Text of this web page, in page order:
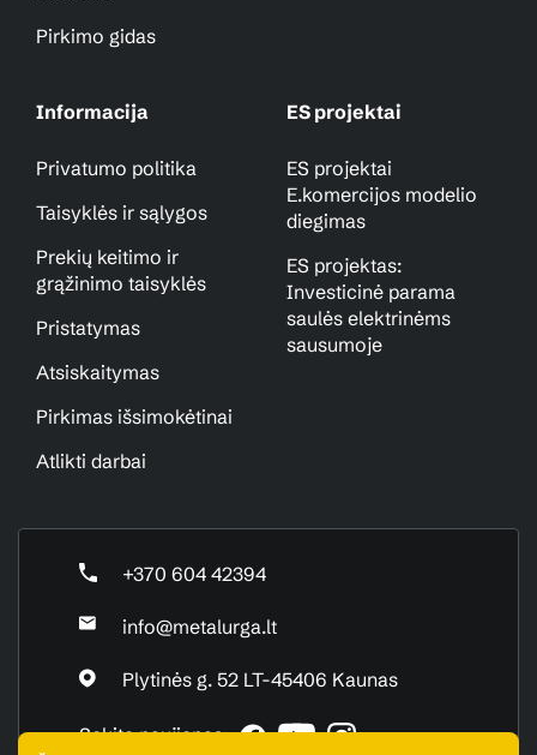
+370 604 42394
info@metalurga.lt
Plytinės g. 52 LT-45406 Kaunas
Sekite naujienas:
Pirkimo gidas
Informacija
Privatumo politika
Taisyklės ir sąlygos
Prekių keitimo ir
grąžinimo taisyklės
Pristatymas
Atsiskaitymas
Pirkimas išsimokėtinai
Atlikti darbai
ES projektai
ES projektai
E.komercijos modelio
diegimas
ES projektas:
Investicinė parama
saulės elektrinėms
sausumoje